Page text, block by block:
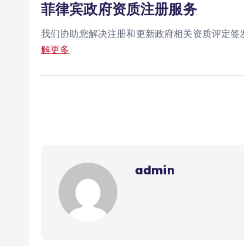
菲律宾政府资质注册服务
我们协助您解决注册和更新政府相关资质评
解更多
admin